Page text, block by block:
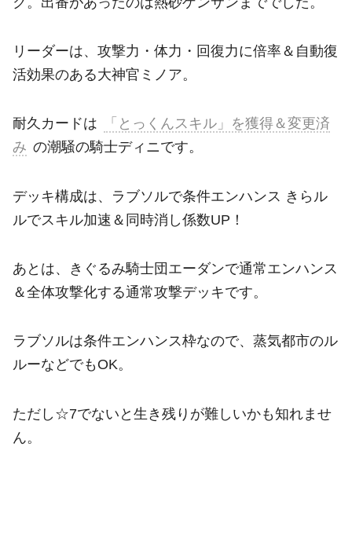
リーダーは、攻撃力・体力・回復力に倍率＆自動復
活効果のある大神官ミノア。
耐久カードは
「とっくんスキル」を獲得＆変更済
み の潮騒の騎士ディニです。
デッキ構成は、ラブソルで条件エンハンス きらル
ルでスキル加速＆同時消し係数UP！
あとは、きぐるみ騎士団エーダンで通常エンハンス
＆全体攻撃化する通常攻撃デッキです。
ラブソルは条件エンハンス枠なので、蒸気都市のル
ルーなどでもOK。
ただし☆7でないと生き残りが難しいかも知れませ
ん。